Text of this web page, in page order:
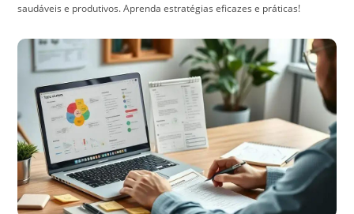
saudáveis e produtivos. Aprenda estratégias eficazes e práticas!